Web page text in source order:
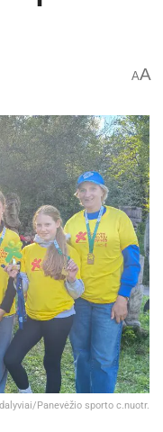
AA
Panevėžio sporto c.nuotr.